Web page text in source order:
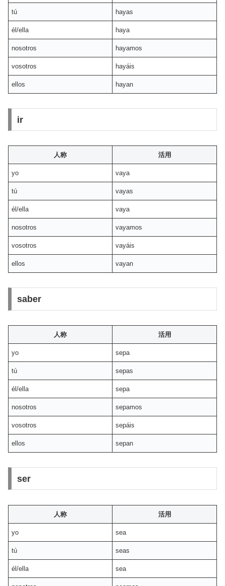
tú hayas
él/ella haya
nosotros hayamos
vosotros hayáis
ellos hayan
ir
人称 活用
yo vaya
tú vayas
él/ella vaya
nosotros vayamos
vosotros vayáis
ellos vayan
saber
人称 活用
yo sepa
tú sepas
él/ella sepa
nosotros sepamos
vosotros sepáis
ellos sepan
ser
人称 活用
yo sea
tú seas
él/ella sea